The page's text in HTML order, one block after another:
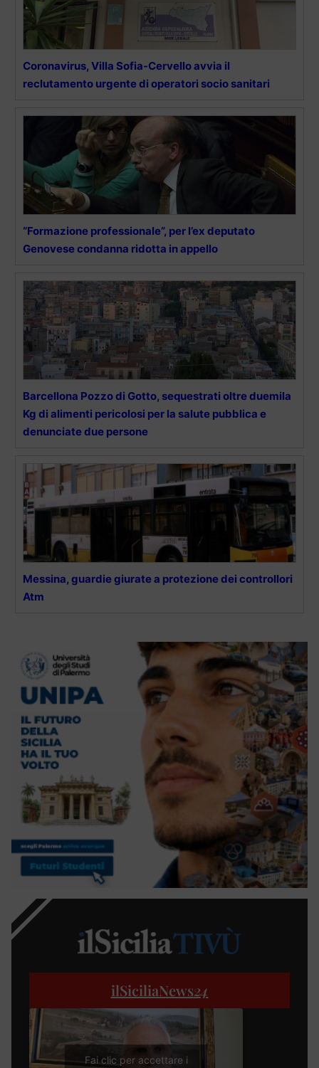
Coronavirus, Villa Sofia-Cervello avvia il
reclutamento urgente di operatori socio sanitari
“Formazione professionale”, per l’ex deputato
Genovese condanna ridotta in appello
Barcellona Pozzo di Gotto, sequestrati oltre duemila
Kg di alimenti pericolosi per la salute pubblica e
denunciate due persone
Messina, guardie giurate a protezione dei controllori
Atm
ilSiciliaNews24
Fai clic per accettare i